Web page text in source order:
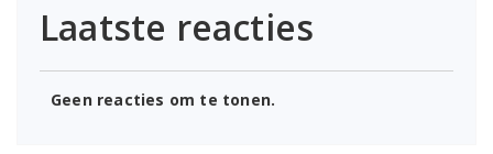
Laatste reacties
Geen reacties om te tonen.